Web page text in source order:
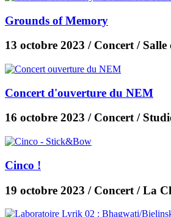
Grounds of Memory
13 octobre 2023 / Concert /
Concert d'ouverture du NEM
16 octobre 2023 / Concert /
Cinco !
19 octobre 2023 / Concert / La